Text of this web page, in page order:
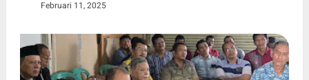
Februari 11, 2025